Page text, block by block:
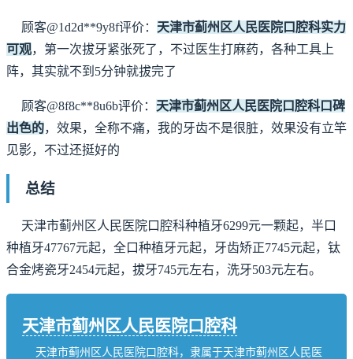
顾客@1d2d**9y8f评价： 天津市蓟州区人民医院口腔科实力
可观，第一次拔牙紧张死了，不过医生打麻药，各种工具上
阵，其实就不到5分钟就拔完了
顾客@8f8c**8u6b评价： 天津市蓟州区人民医院口腔科口碑
出色的，效果，全称不痛，我的牙齿不是很脏，效果没有立竿
见影，不过还挺好的
总结
天津市蓟州区人民医院口腔科种植牙6299元一颗起，半口
种植牙47767元起，全口种植牙元起，牙齿矫正7745元起，钛
合金烤瓷牙2454元起，拔牙745元左右，洗牙503元左右。
天津市蓟州区人民医院口腔科
天津市蓟州区人民医院口腔科，隶属于天津市蓟州区人民医